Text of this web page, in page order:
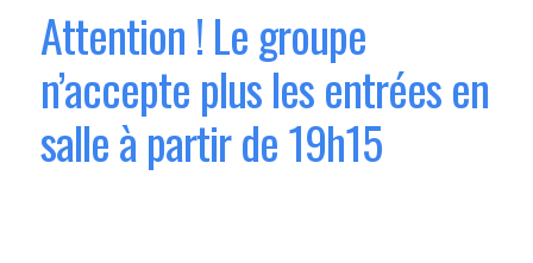
Attention ! Le groupe
n’accepte plus les entrées en
salle à partir de 19h15